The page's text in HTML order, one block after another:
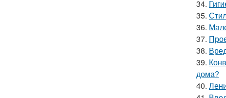
34.
35.
36.
37.
38.
39.
дома?
40.